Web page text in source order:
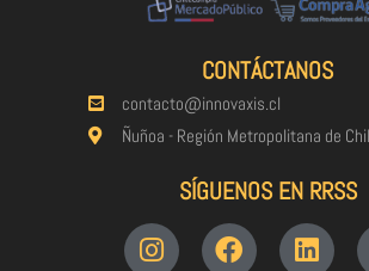
CONTÁCTANOS
contacto@innovaxis.cl
Ñuñoa - Región Metropolitana de
SÍGUENOS EN RRSS